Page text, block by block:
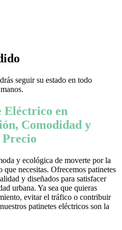
seguir su estado en todo
Eléctrico en
Comodidad y
y ecológica de moverte por la
necesitas. Ofrecemos patinetes
y diseñados para satisfacer
urbana. Ya sea que quieras
evitar el tráfico o contribuir
patinetes eléctricos son la